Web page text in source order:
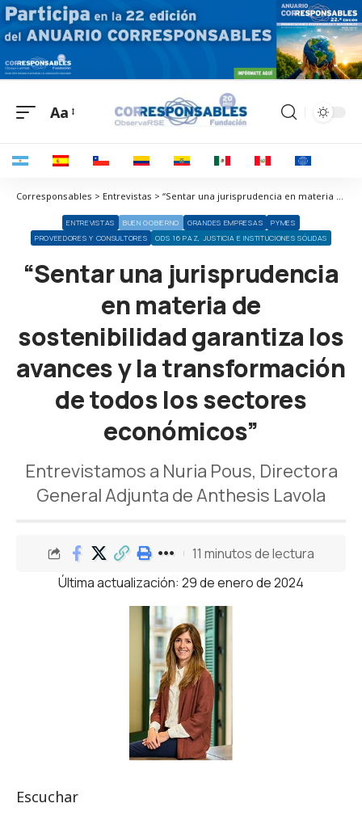
Aa
Corresponsables > Entrevistas > “Sentar una jurisprudencia en materia de sostenibilidad garantiza los avances y la transformación de todos los sectores económicos”
ENTREVISTAS BUEN GOBIERNO GRANDES EMPRESAS
PYMES
PROVEEDORES Y CONSULTORES
ODS 16 PAZ, JUSTICIA E INSTITUCIONES SÓLIDAS
“Sentar una jurisprudencia
en materia de
sostenibilidad garantiza los
avances y la transformación
de todos los sectores
económicos”
Entrevistamos a Nuria Pous, Directora
General Adjunta de Anthesis Lavola
Última actualización: 29 de enero de 2024
11 minutos de lectura
Escuchar